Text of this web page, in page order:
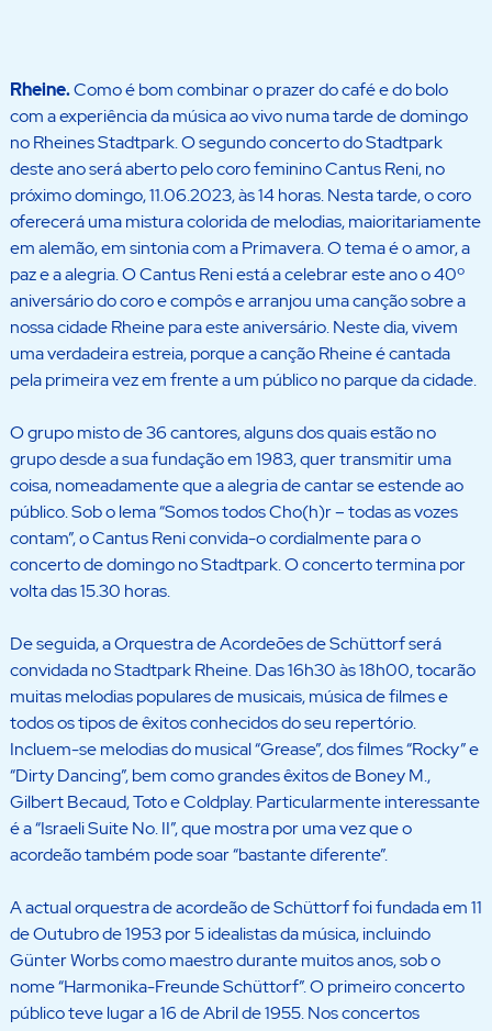
Rheine.Como é bom combinar o prazer do café e do bolo
com a experiência da música ao vivo numa tarde de domingo
no Rheines Stadtpark. O segundo concerto do Stadtpark
deste ano será aberto pelo coro feminino Cantus Reni, no
próximo domingo, 11.06.2023, às 14 horas. Nesta tarde, o coro
oferecerá uma mistura colorida de melodias, maioritariamente
em alemão, em sintonia com a Primavera. O tema é o amor, a
paz e a alegria. O Cantus Reni está a celebrar este ano o 40º
aniversário do coro e compôs e arranjou uma canção sobre a
nossa cidade Rheine para este aniversário. Neste dia, vivem
uma verdadeira estreia, porque a canção Rheine é cantada
pela primeira vez em frente a um público no parque da cidade.
O grupo misto de 36 cantores, alguns dos quais estão no
grupo desde a sua fundação em 1983, quer transmitir uma
coisa, nomeadamente que a alegria de cantar se estende ao
público. Sob o lema “Somos todos Cho(h)r – todas as vozes
contam”, o Cantus Reni convida-o cordialmente para o
concerto de domingo no Stadtpark. O concerto termina por
volta das 15.30 horas.
De seguida, a Orquestra de Acordeões de Schüttorf será
convidada no Stadtpark Rheine. Das 16h30 às 18h00, tocarão
muitas melodias populares de musicais, música de filmes e
todos os tipos de êxitos conhecidos do seu repertório.
Incluem-se melodias do musical “Grease”, dos filmes “Rocky” e
“Dirty Dancing”, bem como grandes êxitos de Boney M.,
Gilbert Becaud, Toto e Coldplay. Particularmente interessante
é a “Israeli Suite No. II”, que mostra por uma vez que o
acordeão também pode soar “bastante diferente”.
A actual orquestra de acordeão de Schüttorf foi fundada em 11
de Outubro de 1953 por 5 idealistas da música, incluindo
Günter Worbs como maestro durante muitos anos, sob o
nome “Harmonika-Freunde Schüttorf”. O primeiro concerto
público teve lugar a 16 de Abril de 1955. Nos concertos